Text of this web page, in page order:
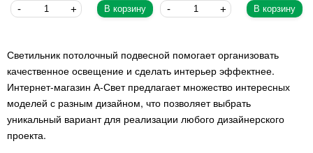
В корзину В корзину
Светильник потолочный подвесной помогает организовать
качественное освещение и сделать интерьер эффектнее.
Интернет-магазин А-Свет предлагает множество интересных
моделей с разным дизайном, что позволяет выбрать
уникальный вариант для реализации любого дизайнерского
проекта.